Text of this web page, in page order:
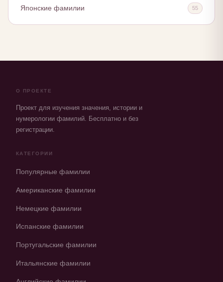
Японские фамилии 55
О ПРОЕКТЕ
Проект для изучения значения, истории и
нумерологии фамилий. Бесплатно и без
регистрации.
КАТЕГОРИИ
Популярные фамилии
Американские фамилии
Немецкие фамилии
Испанские фамилии
Португальские фамилии
Итальянские фамилии